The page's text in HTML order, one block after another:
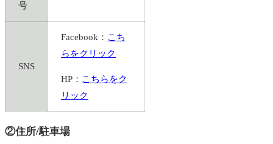
号
SNS
Facebook： こち
らをクリック
HP： こちらをク
リック
②住所/駐車場